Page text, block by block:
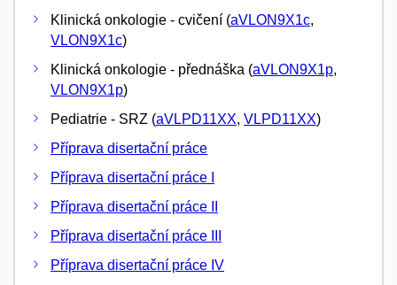
Klinická onkologie - cvičení (aVLON9X1c,
VLON9X1c)
Klinická onkologie - přednáška (aVLON9X1p,
VLON9X1p)
Pediatrie - SRZ (aVLPD11XX, VLPD11XX)
Příprava disertační práce
Příprava disertační práce I
Příprava disertační práce II
Příprava disertační práce III
Příprava disertační práce IV